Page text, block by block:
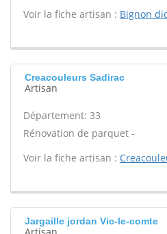
Voir la fiche artisan : Bignon
Creacouleurs Sadirac
Artisan
Département: 33
Rénovation de parquet -
Voir la fiche artisan :
Jargaille jordan Vic-le-comte